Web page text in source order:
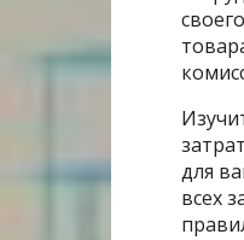
для
всех